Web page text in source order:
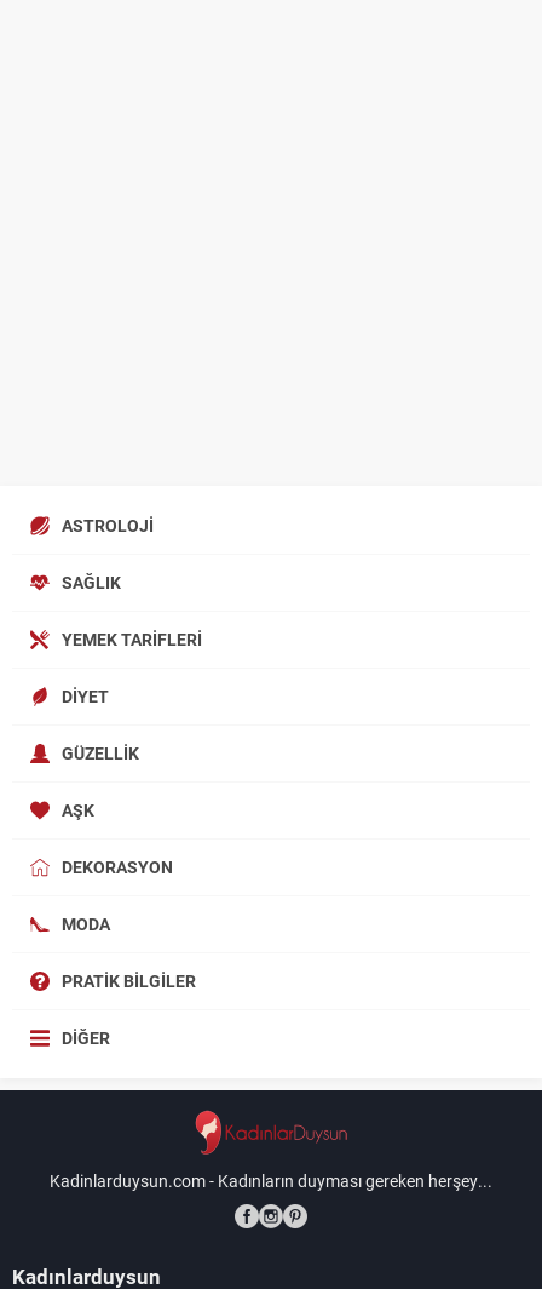
ASTROLOJI
SAĞLIK
YEMEK TARIFLERI
DIYET
GÜZELLIK
AŞK
DEKORASYON
MODA
PRATIK BILGILER
DIĞER
Kadinlarduysun.com - Kadınların duyması gereken herşey...
Kadınlarduysun